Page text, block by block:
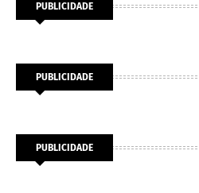
PUBLICIDADE
PUBLICIDADE
PUBLICIDADE